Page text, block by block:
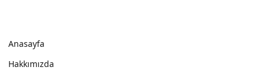
Anasayfa
Hakkımızda